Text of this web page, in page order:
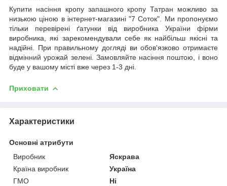
Купити насіння кропу запашного кропу Татран можливо за
низькою ціною в інтернет-магазині "7 Соток". Ми пропонуємо
тільки перевірені ґатунки від виробника України фірми
виробника, які зарекомендували себе як найбільш якісні та
надійні. При правильному догляді ви обов'язково отримаєте
відмінний урожай зелені. Замовляйте насіння поштою, і воно
буде у вашому місті вже через 1-3 дні.
Приховати
Характеристики
Основні атрибути
Виробник
Яскрава
Країна виробник
Україна
ГМО
Ні